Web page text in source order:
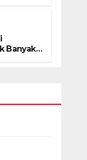
Banyak